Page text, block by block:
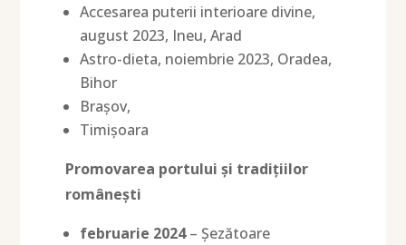
Accesarea puterii interioare divine,
august 2023, Ineu, Arad
Astro-dieta, noiembrie 2023, Oradea,
Bihor
Brașov,
Timișoara
Promovarea portului și tradițiilor
românești
februarie 2024– Șezătoare